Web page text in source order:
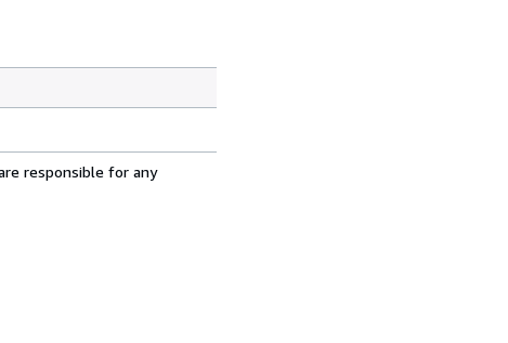
responsible for any